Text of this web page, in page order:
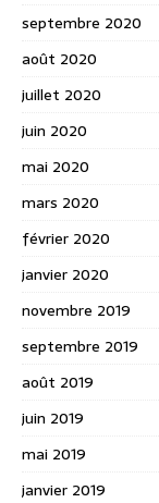
septembre 2020
août 2020
juillet 2020
juin 2020
mai 2020
mars 2020
février 2020
janvier 2020
novembre 2019
septembre 2019
août 2019
juin 2019
mai 2019
janvier 2019